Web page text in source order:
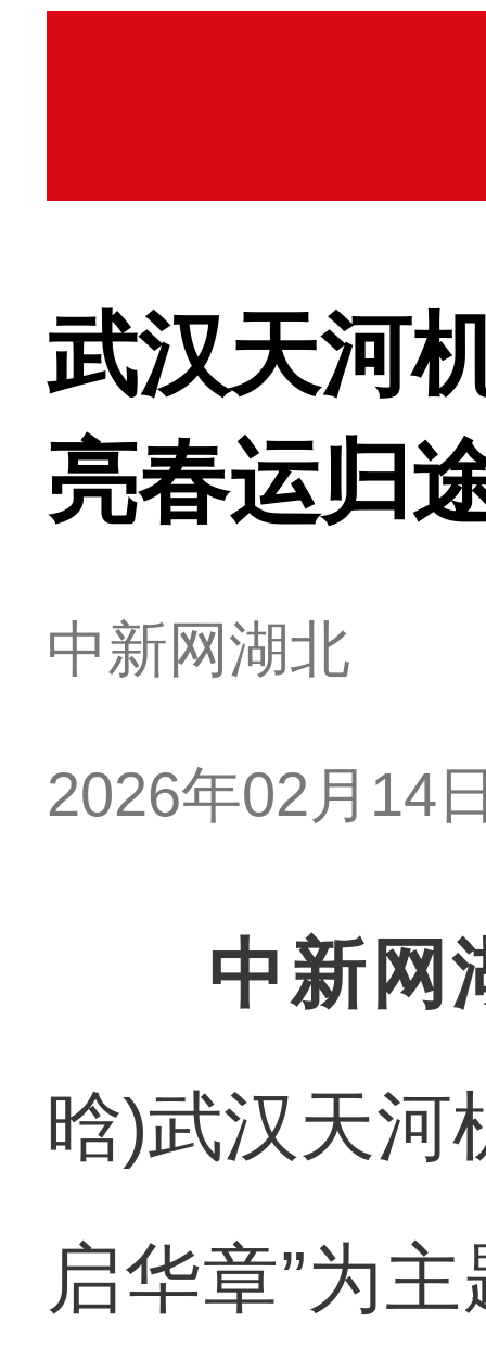
武汉天河
亮春运归
中新网湖北
2026年02月14
中新网
晗)武汉天河
启华章”为